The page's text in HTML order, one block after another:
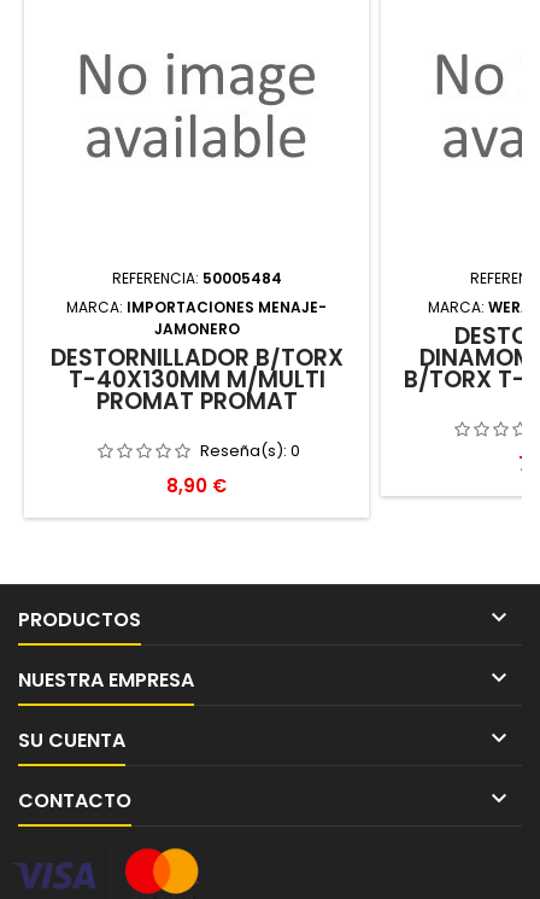
REFERENCIA: 50005484
MARCA: IMPORTACIONES MENAJE-
JAMONERO
DESTORNILLADOR B/TORX
T-40X130MM M/MULTI
PROMAT PROMAT
Reseña(s): 0
Precio
8,90 €
MARCA: WERA
B/TORX T-
PRODUCTOS 
NUESTRA EMPRESA 
SU CUENTA 
CONTACTO 